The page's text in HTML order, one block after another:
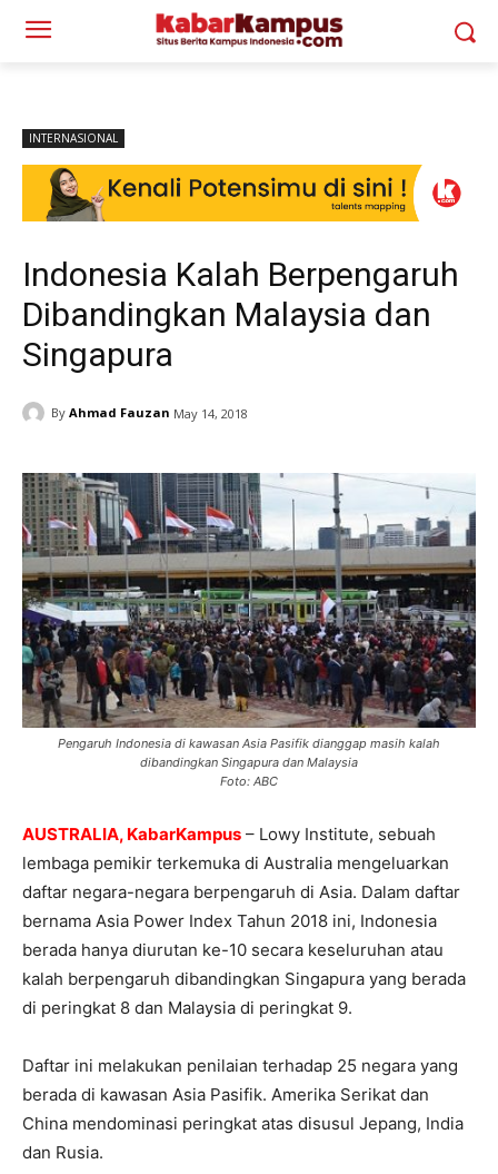
INTERNASIONAL
Indonesia Kalah Berpengaruh
Dibandingkan Malaysia dan
Singapura
By Ahmad Fauzan May 14, 2018
Pengaruh Indonesia di kawasan Asia Pasifik dianggap masih kalah
dibandingkan Singapura dan Malaysia
Foto: ABC
AUSTRALIA, KabarKampus – Lowy Institute, sebuah
lembaga pemikir terkemuka di Australia mengeluarkan
daftar negara-negara berpengaruh di Asia. Dalam daftar
bernama Asia Power Index Tahun 2018 ini, Indonesia
berada hanya diurutan ke-10 secara keseluruhan atau
kalah berpengaruh dibandingkan Singapura yang berada
di peringkat 8 dan Malaysia di peringkat 9.
Daftar ini melakukan penilaian terhadap 25 negara yang
berada di kawasan Asia Pasifik. Amerika Serikat dan
China mendominasi peringkat atas disusul Jepang, India
dan Rusia.